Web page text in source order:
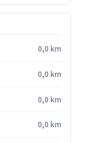
0,0 km
0,0 km
0,0 km
0,0 km